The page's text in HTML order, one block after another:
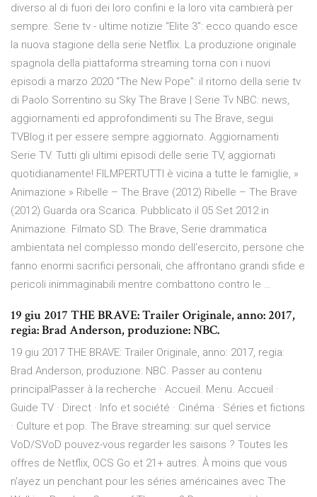
diverso al di fuori dei loro confini e la loro vita cambierà per
sempre. Serie tv - ultime notizie “Elite 3”: ecco quando esce
la nuova stagione della serie Netflix. La produzione originale
spagnola della piattaforma streaming torna con i nuovi
episodi a marzo 2020 “The New Pope”: il ritorno della serie tv
di Paolo Sorrentino su Sky The Brave | Serie Tv NBC: news,
aggiornamenti ed approfondimenti su The Brave, segui
TVBlog.it per essere sempre aggiornato. Aggiornamenti
Serie TV. Tutti gli ultimi episodi delle serie TV, aggiornati
quotidianamente! FILMPERTUTTI è vicina a tutte le famiglie, »
Animazione » Ribelle – The Brave (2012) Ribelle – The Brave
(2012) Guarda ora Scarica. Pubblicato il 05 Set 2012 in
Animazione. Filmato SD. The Brave, Serie drammatica
ambientata nel complesso mondo dell'esercito, persone che
fanno enormi sacrifici personali, che affrontano grandi sfide e
pericoli inimmaginabili mentre combattono contro le …
19 giu 2017 THE BRAVE: Trailer Originale, anno: 2017,
regia: Brad Anderson, produzione: NBC.
19 giu 2017 THE BRAVE: Trailer Originale, anno: 2017, regia:
Brad Anderson, produzione: NBC. Passer au contenu
principalPasser à la recherche · Accueil. Menu. Accueil ·
Guide TV · Direct · Info et société · Cinéma · Séries et fictions
· Culture et pop. The Brave streaming: sur quel service
VoD/SVoD pouvez-vous regarder les saisons ? Toutes les
offres de Netflix, OCS Go et 21+ autres. À moins que vous
n'ayez un penchant pour les séries américaines avec The